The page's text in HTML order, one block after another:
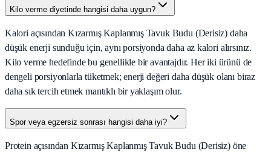
Kilo verme diyetinde hangisi daha uygun?
Kalori açısından Kızarmış Kaplanmış Tavuk Budu (Derisiz) daha
düşük enerji sunduğu için, aynı porsiyonda daha az kalori alırsınız.
Kilo verme hedefinde bu genellikle bir avantajdır. Her iki ürünü de
dengeli porsiyonlarla tüketmek; enerji değeri daha düşük olanı biraz
daha sık tercih etmek mantıklı bir yaklaşım olur.
Spor veya egzersiz sonrası hangisi daha iyi?
Protein açısından Kızarmış Kaplanmış Tavuk Budu (Derisiz) öne